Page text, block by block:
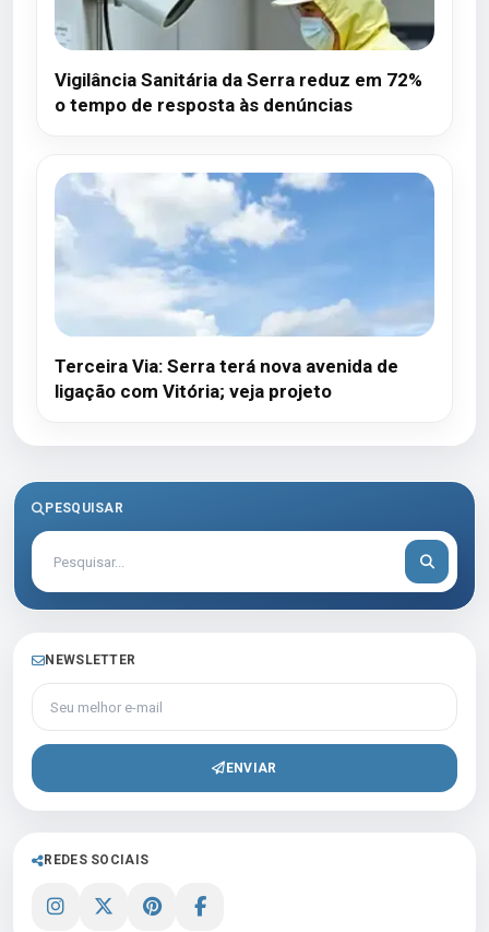
Vigilância Sanitária da Serra reduz em 72%
o tempo de resposta às denúncias
Terceira Via: Serra terá nova avenida de
ligação com Vitória; veja projeto
PESQUISAR
NEWSLETTER
Seu melhor e-mail
ENVIAR
REDES SOCIAIS